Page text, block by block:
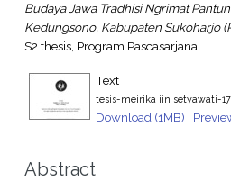
Budaya Jawa Tradhisi Ngrimat
Kedungsono, Kabupaten Sukoharjo
S2 thesis, Program Pascasarjana.
Text
tesis-meirika iin setyawati-
Download (1MB) |
Abstract